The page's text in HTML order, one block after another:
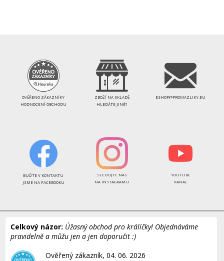
OVĚŘENO ZÁKAZNÍKY
HODNOCENÍ OBCHODU
ZBOŽÍ NA SKLADĚ
HLEDÁTE JINÉ?
ESHOP@PROMAZLIKY.EU
BUĎTE V KONTAKTU
JSME NA FACEBOOKU
SLEDUJTE NÁS
NA INSTAGRAMU
YOUTUBE
KANÁL
Celkový názor: Úžasný obchod pro králíčky! Objednáváme
pravidelně a můžu jen a jen doporučit :)
Ověřený zákazník, 04. 06. 2026